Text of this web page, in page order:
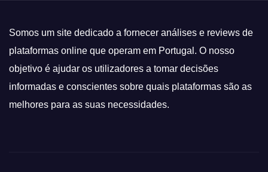
Somos um site dedicado a fornecer análises e reviews de
plataformas online que operam em Portugal. O nosso
objetivo é ajudar os utilizadores a tomar decisões
informadas e conscientes sobre quais plataformas são as
melhores para as suas necessidades.